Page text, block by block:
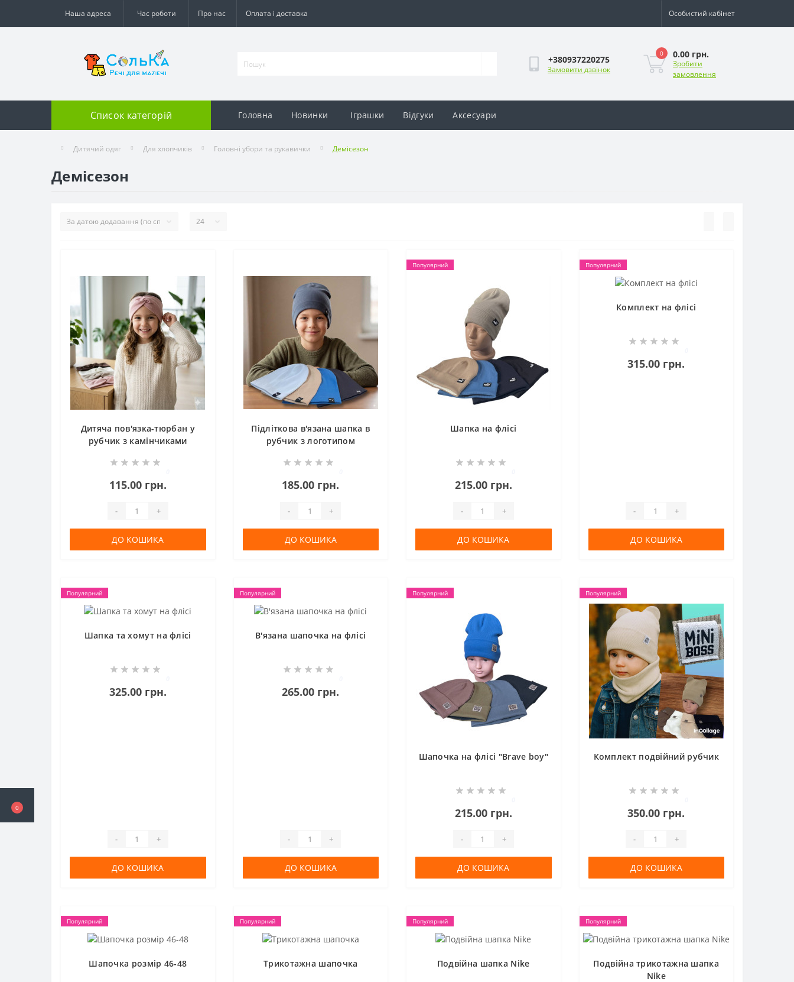
0
Наша адреса Час роботи Про нас Оплата і доставка Особистий кабінет
+380937220275
Замовити дзвінок
0 0.00 грн.
Зробити
замовлення
Список категорій Головна Новинки Іграшки Відгуки Аксесуари
Дитячий одяг Для хлопчиків Головні убори та рукавички Демісезон
Демісезон
Дитяча пов'язка-тюрбан у
рубчик з камінчиками
115.00 грн.
- +
ДО КОШИКА
Підліткова в'язана шапка в
рубчик з логотипом
185.00 грн.
- +
ДО КОШИКА
Популярний
Шапка на флісі
215.00 грн.
- +
ДО КОШИКА
Популярний
Комплект на флісі
315.00 грн.
- +
ДО КОШИКА
Популярний
Шапка та хомут на флісі
325.00 грн.
- +
ДО КОШИКА
Популярний
В'язана шапочка на флісі
265.00 грн.
- +
ДО КОШИКА
Популярний
Шапочка на флісі "Brave boy"
215.00 грн.
- +
ДО КОШИКА
Популярний
Комплект подвійний рубчик
350.00 грн.
- +
ДО КОШИКА
Популярний
Шапочка розмір 46-48
Популярний
Трикотажна шапочка
Популярний
Подвійна шапка Nike
Популярний
Подвійна трикотажна шапка
Nike